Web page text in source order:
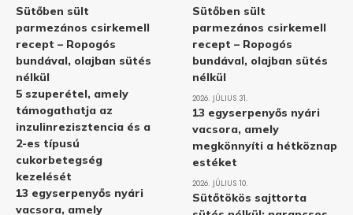
Sütőben sült
parmezános csirkemell
recept – Ropogós
bundával, olajban sütés
nélkül
5 szuperétel, amely
támogathatja az
inzulinrezisztencia és a
2-es típusú
cukorbetegség
kezelését
13 egyserpenyős nyári
vacsora, amely
Sütőben sült
parmezános csirkemell
recept – Ropogós
bundával, olajban sütés
nélkül
2026. JÚLIUS 31.
13 egyserpenyős nyári
vacsora, amely
megkönnyíti a hétköznap
estéket
2026. JÚLIUS 10.
Sütőtökös sajttorta